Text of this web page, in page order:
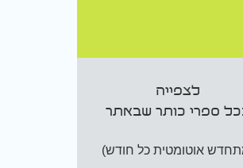
לצפייה
ספרי כותר שבאתר
אוטומטית כל חודש)